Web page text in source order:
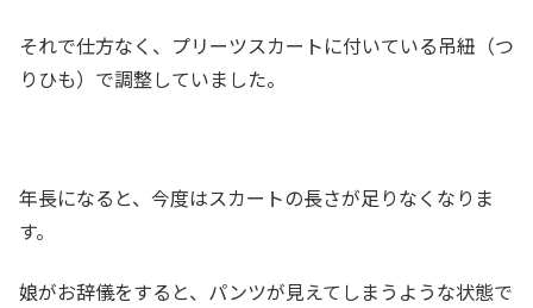
それで仕方なく、プリーツスカートに付いている吊紐（つ
りひも）で調整していました。
年長になると、今度はスカートの長さが足りなくなりま
す。
娘がお辞儀をすると、パンツが見えてしまうような状態で